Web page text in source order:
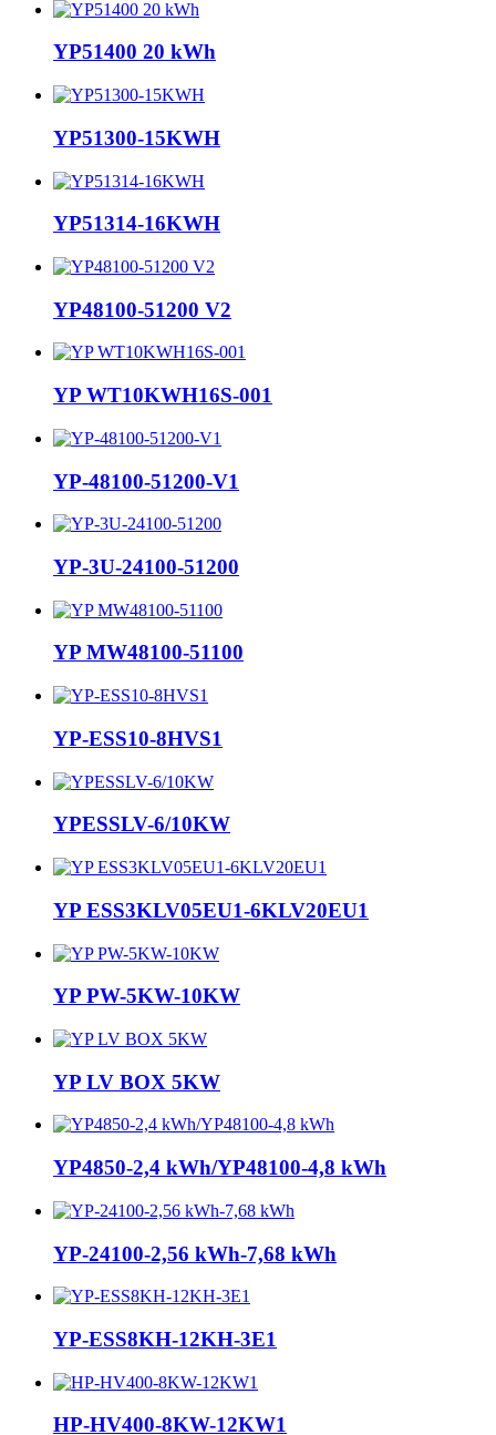
YP51400 20 kWh
YP51300-15KWH
YP51314-16KWH
YP48100-51200 V2
YP WT10KWH16S-001
YP-48100-51200-V1
YP-3U-24100-51200
YP MW48100-51100
YP-ESS10-8HVS1
YPESSLV-6/10KW
YP ESS3KLV05EU1-6KLV20EU1
YP PW-5KW-10KW
YP LV BOX 5KW
YP4850-2,4 kWh/YP48100-4,8 kWh
YP-24100-2,56 kWh-7,68 kWh
YP-ESS8KH-12KH-3E1
HP-HV400-8KW-12KW1